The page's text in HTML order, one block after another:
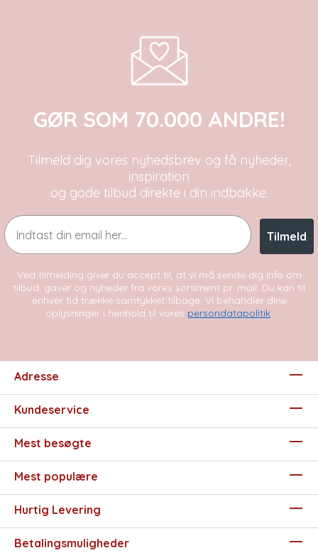
GØR SOM 70.000 ANDRE!
Tilmeld dig vores nyhedsbrev og få nyheder,
inspiration
og gode tilbud direkte i din indbakke.
Email
Tilmeld
Ved tilmelding giver du accept til, at vi må sende dig info om
tilbud, gaver og nyheder fra vores sortiment pr. mail. Du kan til
enhver tid trække samtykket tilbage. Vi behandler dine
oplysninger i henhold til vores persondatapolitik.
Adresse
Kundeservice
Mest besøgte
Mest populære
Hurtig Levering
Betalingsmuligheder